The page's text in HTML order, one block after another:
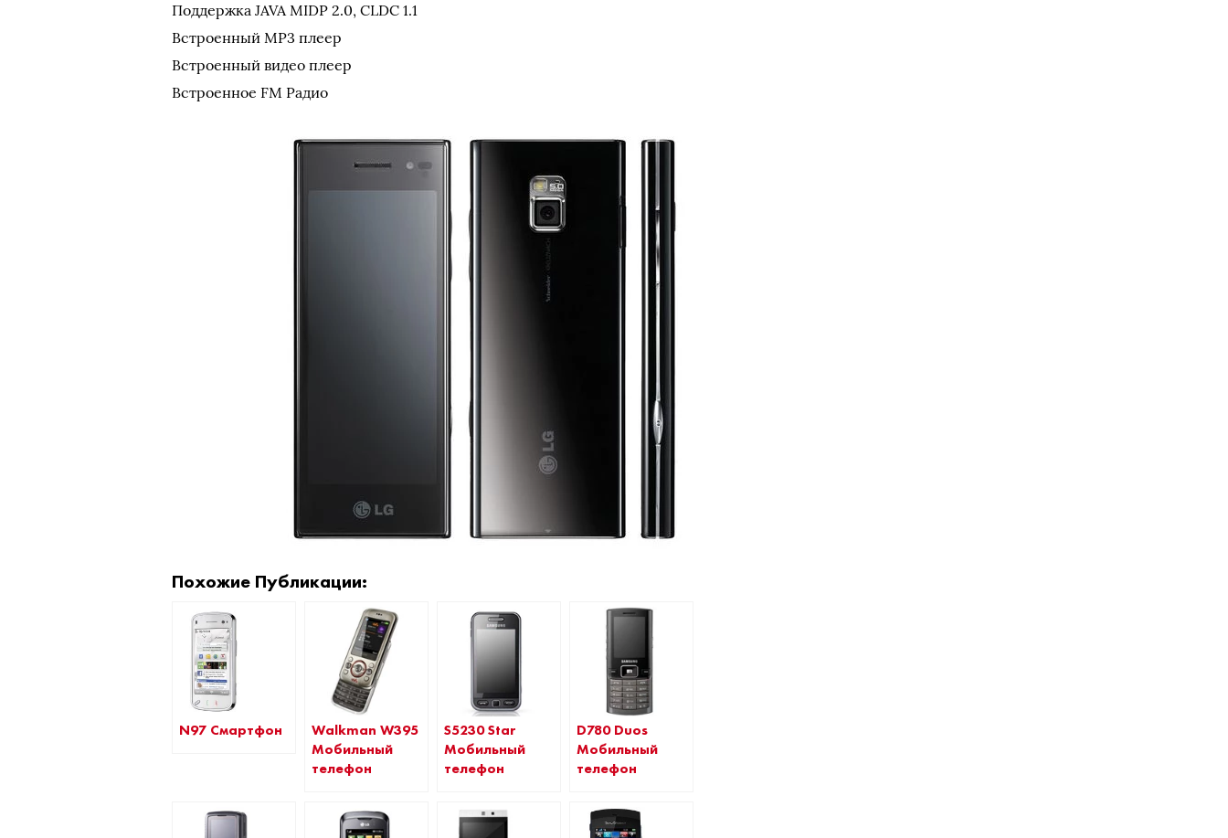
Поддержка JAVA MIDP 2.0, CLDC 1.1
Встроенный MP3 плеер
Встроенный видео плеер
Встроенное FM Радио
Похожие Публикации:
N97 Смартфон
Walkman W395
Мобильный
телефон
S5230 Star
Мобильный
телефон
D780 Duos
Мобильный
телефон